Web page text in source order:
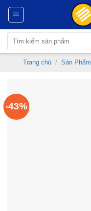
Skip
content
kiếm:
Trang chủ / Sản Phẩm
-43%